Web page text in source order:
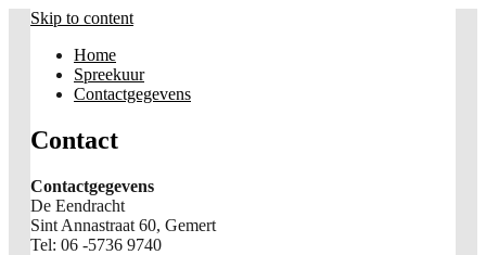
Skip to content
Home
Spreekuur
Contactgegevens
Contact
Contactgegevens
De Eendracht
Sint Annastraat 60, Gemert
Tel: 06 -5736 9740